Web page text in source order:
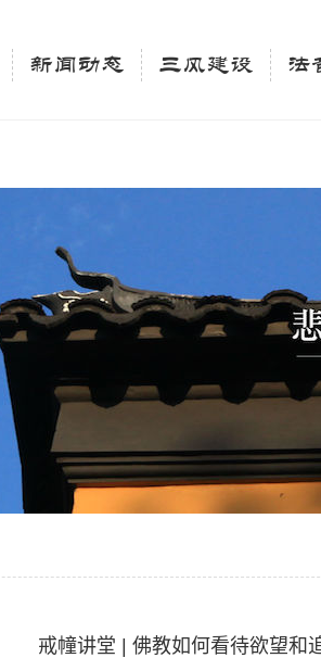
false); $description =
新闻动态 三风建设 法
戒幢讲堂 | 佛教如何看待欲望和